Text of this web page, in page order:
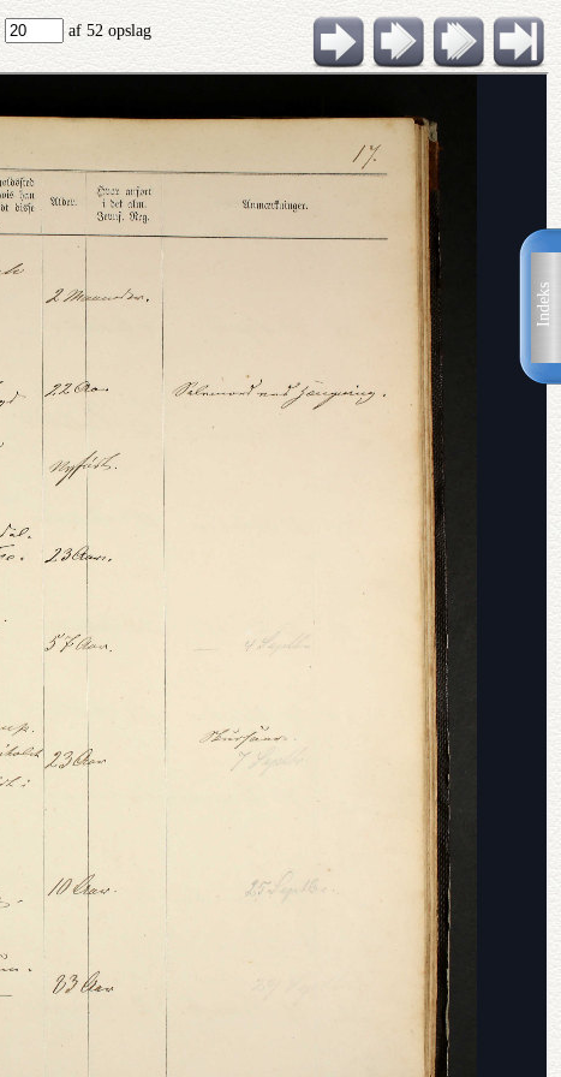
Indeks
af 52 opslag